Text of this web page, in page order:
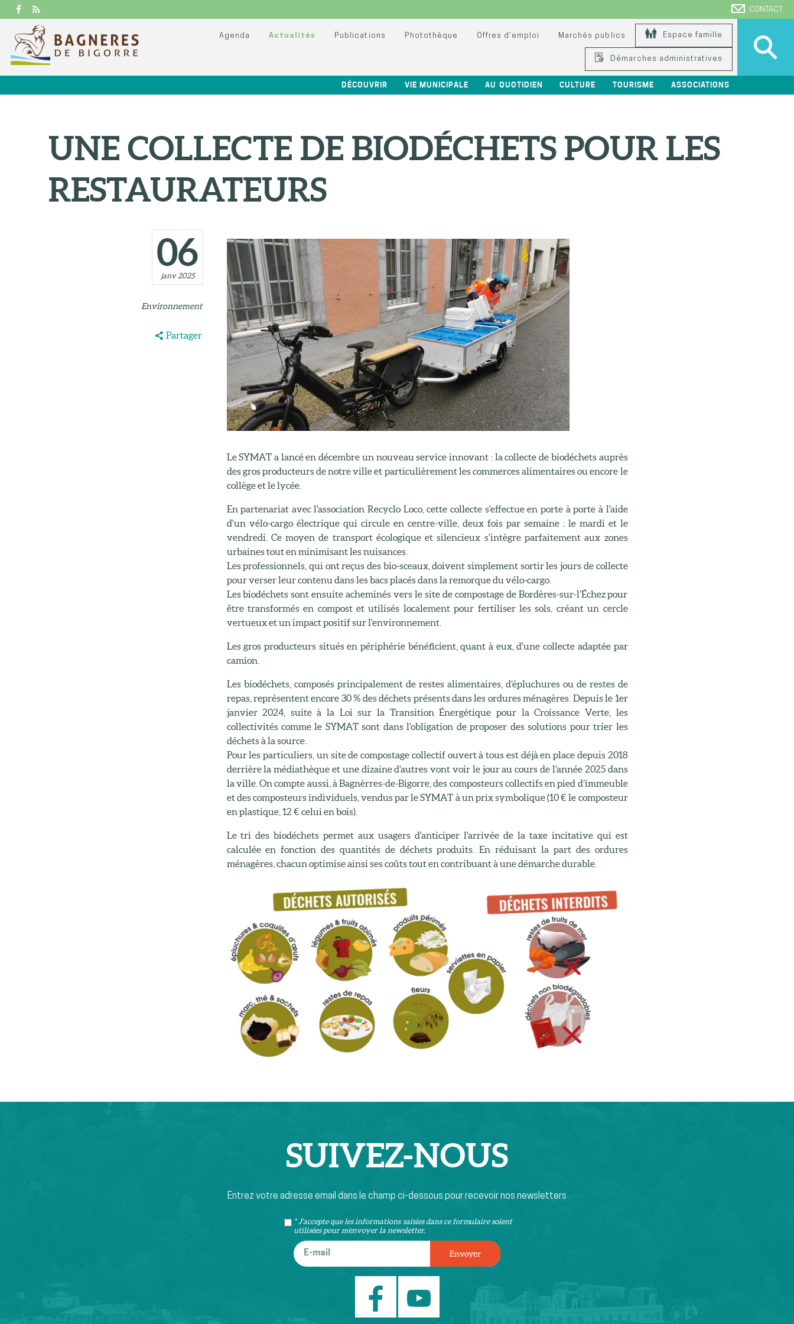
CONTACT
Agenda Actualités Publications Photothèque Offres d’emploi Marchés publics Espace famille
Démarches administratives
DÉCOUVRIR VIE MUNICIPALE AU QUOTIDIEN CULTURE TOURISME ASSOCIATIONS
UNE COLLECTE DE BIODÉCHETS POUR LES
RESTAURATEURS
06
janv 2025
Environnement
Partager
Le SYMAT a lancé en décembre un nouveau service innovant : la collecte de biodéchets auprès
des gros producteurs de notre ville et particulièrement les commerces alimentaires ou encore le
collège et le lycée.
En partenariat avec l'association Recyclo Loco, cette collecte s'effectue en porte à porte à l'aide
d'un vélo-cargo électrique qui circule en centre-ville, deux fois par semaine : le mardi et le
vendredi. Ce moyen de transport écologique et silencieux s'intègre parfaitement aux zones
urbaines tout en minimisant les nuisances.
Les professionnels, qui ont reçus des bio-sceaux, doivent simplement sortir les jours de collecte
pour verser leur contenu dans les bacs placés dans la remorque du vélo-cargo.
Les biodéchets sont ensuite acheminés vers le site de compostage de Bordères-sur-l’Échez pour
être transformés en compost et utilisés localement pour fertiliser les sols, créant un cercle
vertueux et un impact positif sur l'environnement.
Les gros producteurs situés en périphérie bénéficient, quant à eux, d'une collecte adaptée par
camion.
Les biodéchets, composés principalement de restes alimentaires, d’épluchures ou de restes de
repas, représentent encore 30 % des déchets présents dans les ordures ménagères. Depuis le 1er
janvier 2024, suite à la Loi sur la Transition Énergétique pour la Croissance Verte, les
collectivités comme le SYMAT sont dans l'obligation de proposer des solutions pour trier les
déchets à la source.
Pour les particuliers, un site de compostage collectif ouvert à tous est déjà en place depuis 2018
derrière la médiathèque et une dizaine d’autres vont voir le jour au cours de l’année 2025 dans
la ville. On compte aussi, à Bagnèrres-de-Bigorre, des composteurs collectifs en pied d’immeuble
et des composteurs individuels, vendus par le SYMAT à un prix symbolique (10 € le composteur
en plastique, 12 € celui en bois).
Le tri des biodéchets permet aux usagers d'anticiper l'arrivée de la taxe incitative qui est
calculée en fonction des quantités de déchets produits. En réduisant la part des ordures
ménagères, chacun optimise ainsi ses coûts tout en contribuant à une démarche durable.
SUIVEZ-NOUS
Entrez votre adresse email dans le champ ci-dessous pour recevoir nos newsletters
* J'accepte que les informations saisies dans ce formulaire soient
utilisées pour m’envoyer la newsletter.